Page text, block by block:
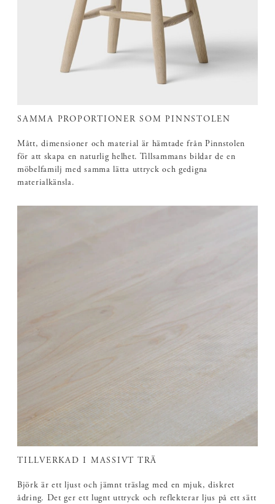
SAMMA PROPORTIONER SOM PINNSTOLEN
Mått, dimensioner och material är hämtade från Pinnstolen
för att skapa en naturlig helhet. Tillsammans bildar de en
möbelfamilj med samma lätta uttryck och gedigna
materialkänsla.
TILLVERKAD I MASSIVT TRÄ
Björk är ett ljust och jämnt träslag med en mjuk, diskret
ådring. Det ger ett lugnt uttryck och reflekterar ljus på ett sätt